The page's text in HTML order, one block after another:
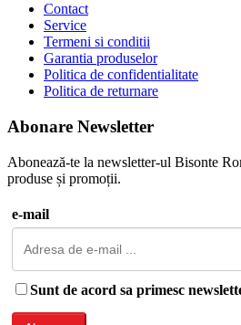
Contact
Service
Termeni si conditii
Garantia produselor
Politica de confidentialitate
Politica de returnare
Abonare Newsletter
Abonează-te la newsletter-ul Bisonte
produse și promoții.
e-mail
Sunt de acord sa primesc